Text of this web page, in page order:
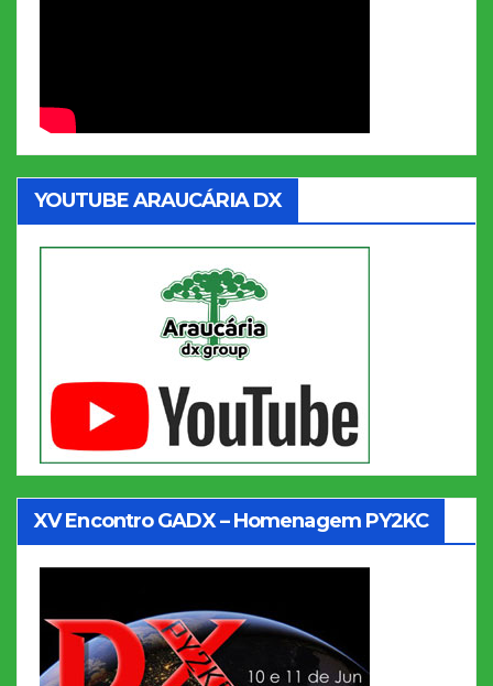
YOUTUBE ARAUCÁRIA DX
XV Encontro GADX – Homenagem PY2KC